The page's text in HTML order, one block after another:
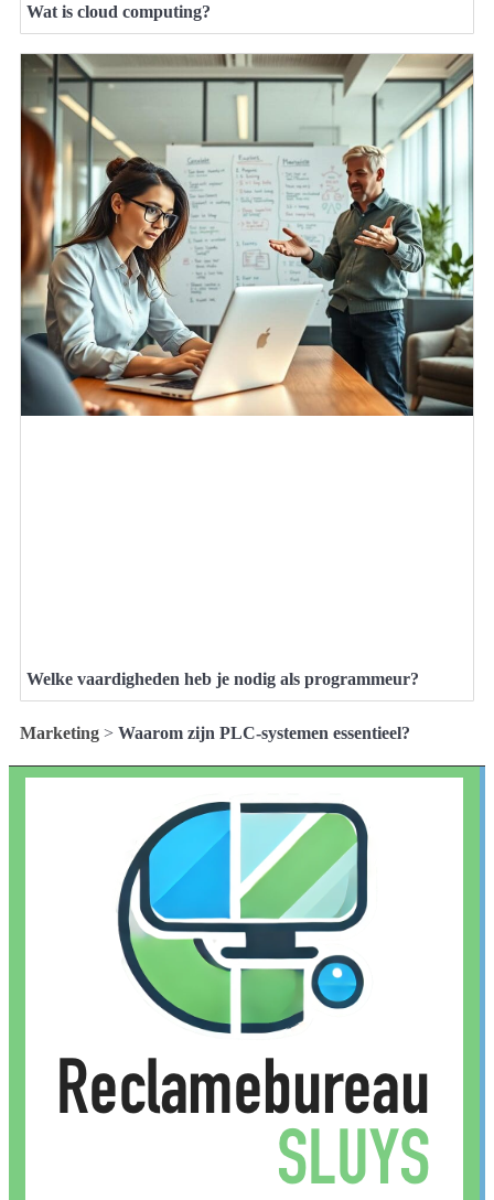
Wat is cloud computing?
Welke vaardigheden heb je nodig als programmeur?
Marketing > Waarom zijn PLC-systemen essentieel?